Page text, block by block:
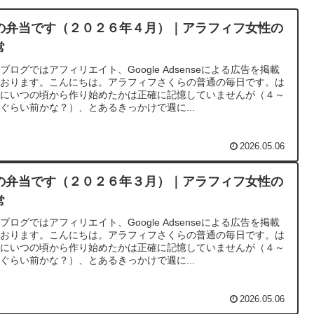
弁当です（２０２６年４月）｜アラフィフ女性の
ログではアフィリエイト、Google Adsenseによる広告を掲載
ります。こんにちは。アラフィフさくらの普通の毎日です。は
いつの頃から作り始めたかは正確に記憶していませんが（４～
らい前かな？）、とあるきっかけで週に...
2026.05.06
弁当です（２０２６年３月）｜アラフィフ女性の
ログではアフィリエイト、Google Adsenseによる広告を掲載
ります。こんにちは。アラフィフさくらの普通の毎日です。は
いつの頃から作り始めたかは正確に記憶していませんが（４～
らい前かな？）、とあるきっかけで週に...
2026.05.06